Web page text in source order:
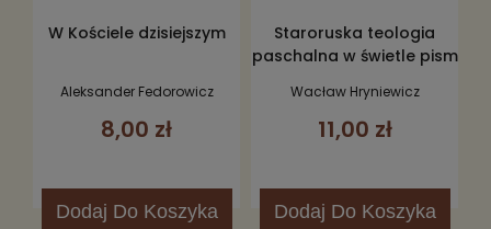
W Kościele dzisiejszym
Aleksander Fedorowicz
8,00 zł
Dodaj Do Koszyka
Staroruska teologia
paschalna w świetle pism
Wacław Hryniewicz
11,00 zł
Dodaj Do Koszyka